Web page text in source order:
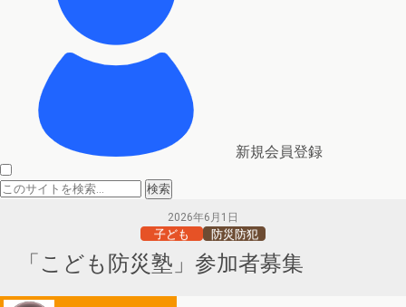
新規会員登録
2026年6月1日
子ども 防災防犯
「こども防災塾」参加者募集